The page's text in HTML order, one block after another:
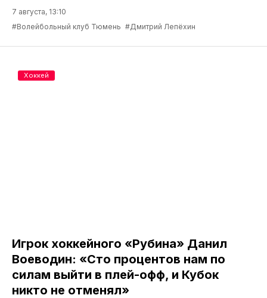
7 августа, 13:10
#Волейбольный клуб Тюмень #Дмитрий Лепёхин
Игрок хоккейного «Рубина» Данил
Воеводин: «Сто процентов нам по
силам выйти в плей-офф, и Кубок
никто не отменял»
Хоккей